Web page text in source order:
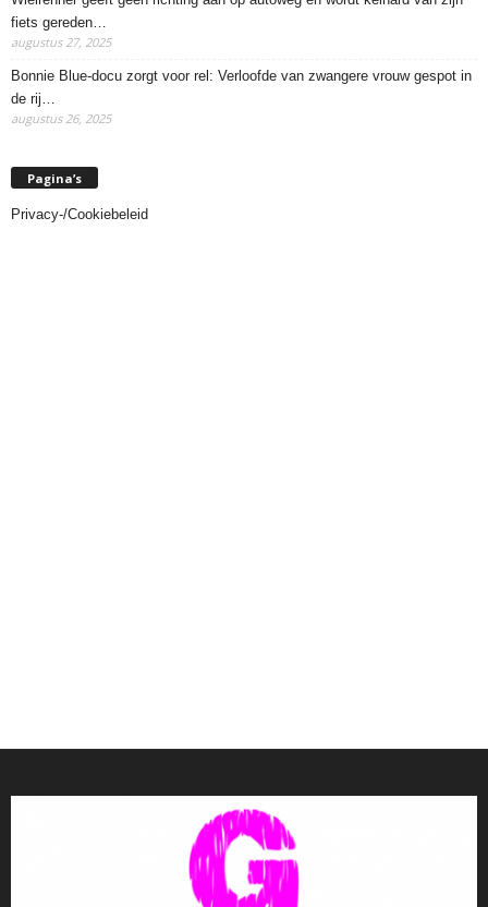
fiets gereden…
augustus 27, 2025
Bonnie Blue-docu zorgt voor rel: Verloofde van zwangere vrouw gespot in
de rij…
augustus 26, 2025
Pagina’s
Privacy-/Cookiebeleid